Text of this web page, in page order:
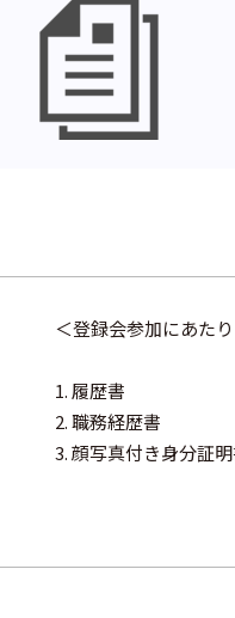
＜登録会参加にあた
1. 履歴書
2. 職務経歴書
3. 顔写真付き身分証